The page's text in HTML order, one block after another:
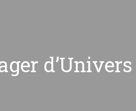
d’Univers